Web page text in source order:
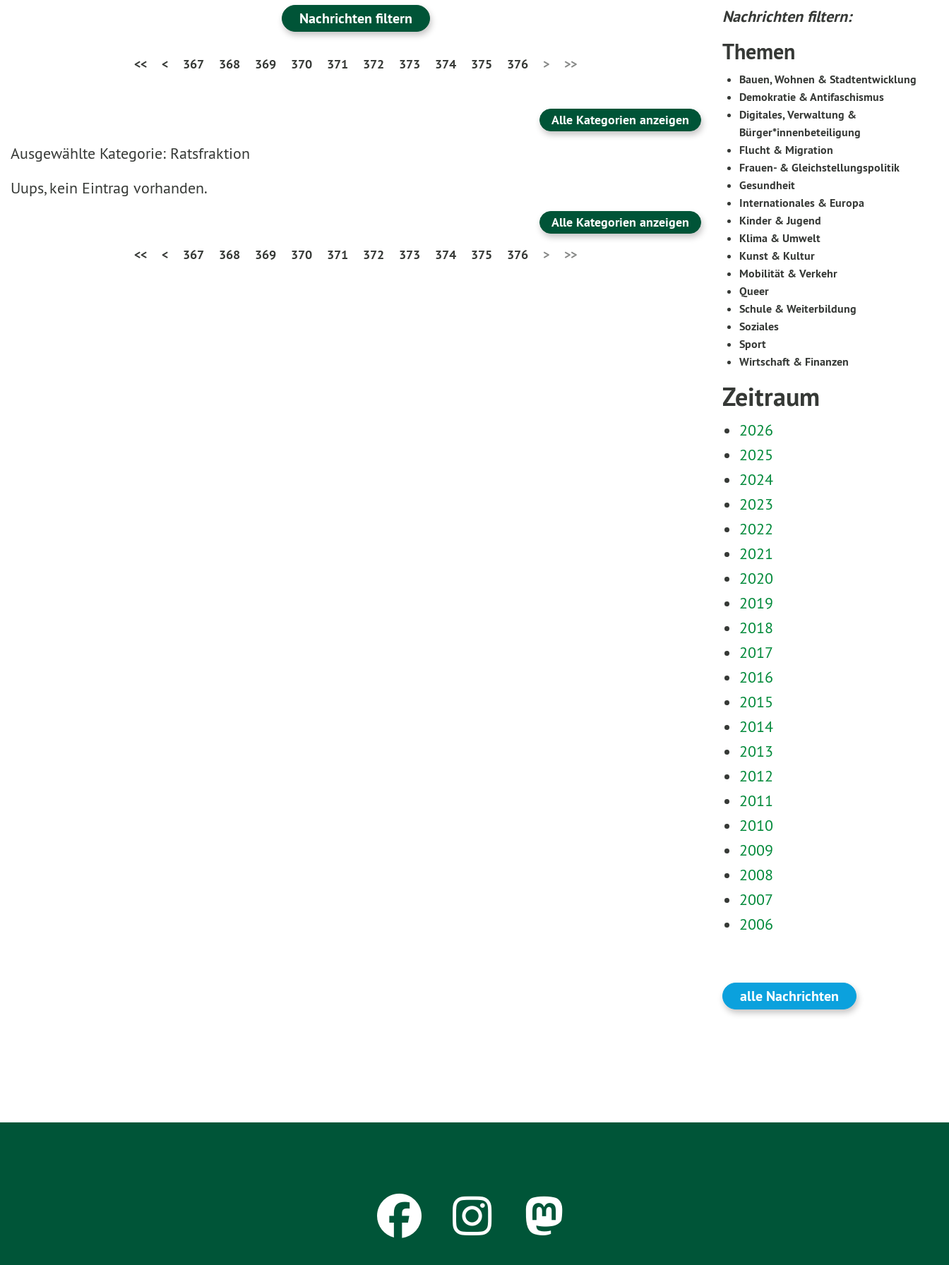
Nachrichten filtern
<< < 367 368 369 370 371 372 373 374 375 376 > >>
Alle Kategorien anzeigen
Ausgewählte Kategorie: Ratsfraktion
Uups, kein Eintrag vorhanden.
Alle Kategorien anzeigen
<<
< 367 368 369 370 371 372 373 374 375 376 > >>
Nachrichten filtern:
Themen
Bauen, Wohnen & Stadtentwicklung
Demokratie & Antifaschismus
Digitales, Verwaltung &
Bürger*innenbeteiligung
Flucht & Migration
Frauen- & Gleichstellungspolitik
Gesundheit
Internationales & Europa
Kinder & Jugend
Klima & Umwelt
Kunst & Kultur
Mobilität & Verkehr
Queer
Schule & Weiterbildung
Soziales
Sport
Wirtschaft & Finanzen
Zeitraum
2026
2025
2024
2023
2022
2021
2020
2019
2018
2017
2016
2015
2014
2013
2012
2011
2010
2009
2008
2007
2006
alle Nachrichten